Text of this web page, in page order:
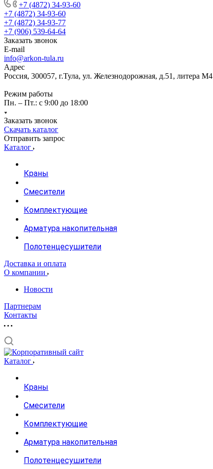
+7 (4872) 34-93-60
+7 (4872) 34-93-60
+7 (4872) 34-93-77
+7 (906) 539-64-64
Заказать звонок
E-mail
info@arkon-tula.ru
Адрес
Россия, 300057, г.Тула, ул. Железнодорожная, д.51, литера М4
Режим работы
Пн. – Пт.: с 9:00 до 18:00
Заказать звонок
Скачать каталог
Отправить запрос
Каталог
Краны
Смесители
Комплектующие
Арматура накопительная
Полотенцесушители
Доставка и оплата
О компании
Новости
Партнерам
Контакты
Каталог
Краны
Смесители
Комплектующие
Арматура накопительная
Полотенцесушители